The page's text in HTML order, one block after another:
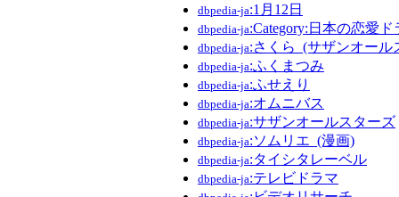
dbpedia-ja:1月12日
dbpedia-ja:Category:日本の恋愛ド
dbpedia-ja:さくら_(サザンオー
dbpedia-ja:ふくまつみ
dbpedia-ja:ふせえり
dbpedia-ja:オムニバス
dbpedia-ja:サザンオールスターズ
dbpedia-ja:ソムリエ_(漫画)
dbpedia-ja:タイシタレーベル
dbpedia-ja:テレビドラマ